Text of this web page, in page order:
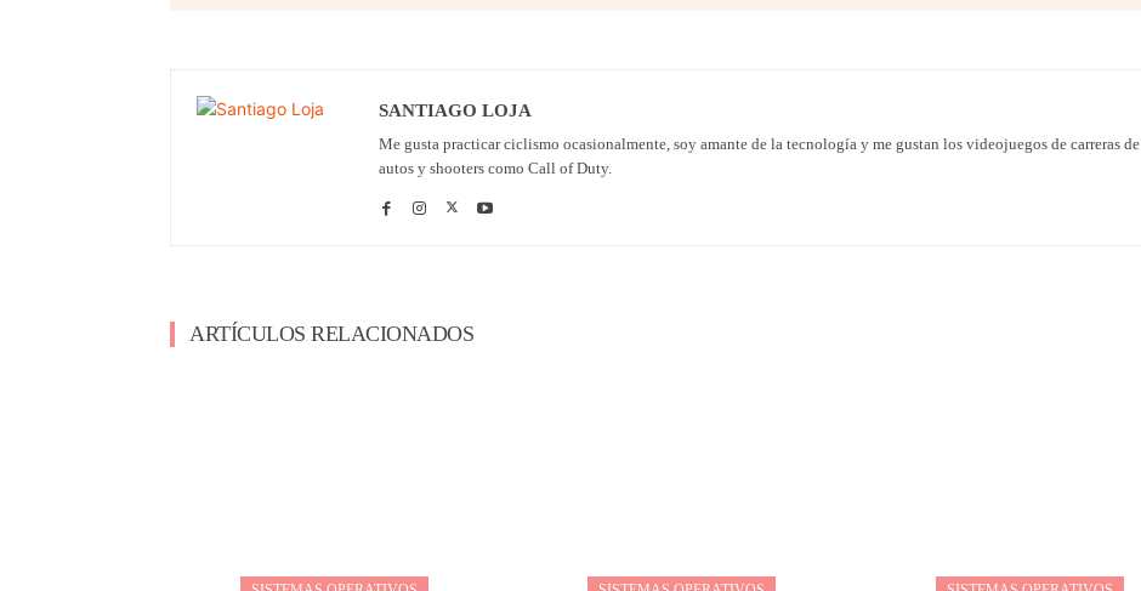
SANTIAGO LOJA
Me gusta practicar ciclismo ocasionalmente, soy amante de la tecnología y me gustan los videojuegos de carreras de
autos y shooters como Call of Duty.
ARTÍCULOS RELACIONADOS